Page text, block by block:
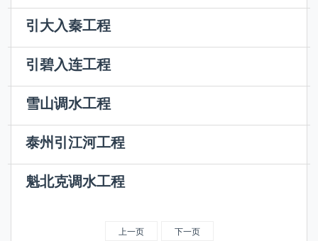
调节。引滦工程总干渠的...
水，年供水量12亿m3，解决山西省水资源紧缺和能源基
地建设用水及部分城市居民的生活用水。水源工程参见万
家寨水利枢纽。总干线...
中国山东省引黄河水的大型跨流域调水工程。采用了明渠
输水至青岛市，以解决城市供水和输水渠沿线农业用水。
工程由水源工程、输水工程、调节水库及供水工程组成。
水源工程和输水工程包括：①渠首引水沉沙工程，利用山
东省博兴县打渔张引...
引大入秦工程
中国甘肃省跨流域调水的大型自流引水灌溉工程。它将发
源于青海省境内的大通河水调至兰州市以北约60 km的秦
王川地区。工程设计年自流引水4.43亿m3，灌溉面积
5.87万hm2，年增产粮食约1.5亿kg，用于安置甘肃省东
部贫困地区8万移民和解决灌...
引碧入连工程
以大连城市供水为主，兼顾沿途农业用水、中小城镇用水
的跨流域调水工程。大连市是沿海缺水城市之一， 1986
年竣工的碧流河水库位于大连市东北170 km处，总库容
9.34亿m3，年调节水量4.03亿m3，是大连市重要水源
地。为缓解城市供水困难，...
雪山调水工程
主体工程位于澳大利亚东南部的新南威尔士（New South
Wales）州，是一项以发电、灌溉为主的跨流域调水工
程。该工程所在地区有澳大利亚的雪山山脉，其最高峰海
拔2 229 m，常年积雪，年降水量500～3 800 mm，约为
泰州引江河工程
中国江苏省苏北地区从长江引水至新通扬运河的引江河工
程。主要功能是以增供苏北地区水源为主，改善里下河地
魁北克调水工程
上一页 下一页